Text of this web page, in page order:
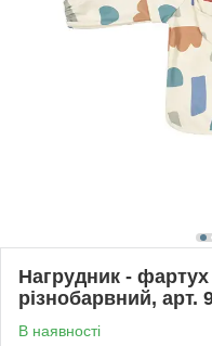
Нагрудник -
різнобарвний, арт.
В наявності